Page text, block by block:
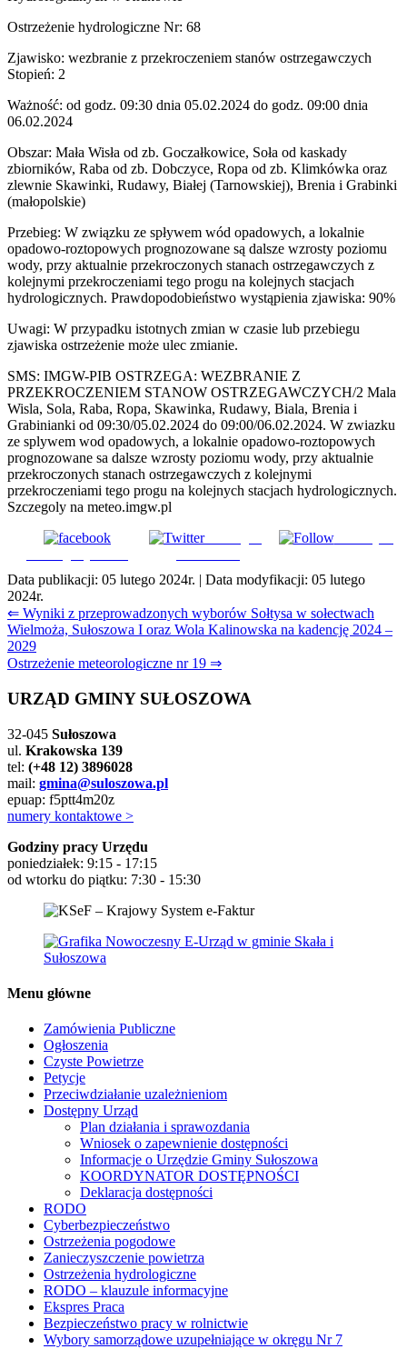
Ostrzeżenie hydrologiczne Nr: 68
Zjawisko: wezbranie z przekroczeniem stanów ostrzegawczych
Stopień: 2
Ważność: od godz. 09:30 dnia 05.02.2024 do godz. 09:00 dnia
06.02.2024
Obszar: Mała Wisła od zb. Goczałkowice, Soła od kaskady
zbiorników, Raba od zb. Dobczyce, Ropa od zb. Klimkówka oraz
zlewnie Skawinki, Rudawy, Białej (Tarnowskiej), Brenia i Grabinki
(małopolskie)
Przebieg: W związku ze spływem wód opadowych, a lokalnie
opadowo-roztopowych prognozowane są dalsze wzrosty poziomu
wody, przy aktualnie przekroczonych stanach ostrzegawczych z
kolejnymi przekroczeniami tego progu na kolejnych stacjach
hydrologicznych. Prawdopodobieństwo wystąpienia zjawiska: 90%
Uwagi: W przypadku istotnych zmian w czasie lub przebiegu
zjawiska ostrzeżenie może ulec zmianie.
SMS: IMGW-PIB OSTRZEGA: WEZBRANIE Z
PRZEKROCZENIEM STANOW OSTRZEGAWCZYCH/2 Mala
Wisla, Sola, Raba, Ropa, Skawinka, Rudawy, Biala, Brenia i
Grabinianki od 09:30/05.02.2024 do 09:00/06.02.2024. W zwiazku
ze splywem wod opadowych, a lokalnie opadowo-roztopowych
prognozowane sa dalsze wzrosty poziomu wody, przy aktualnie
przekroczonych stanach ostrzegawczych z kolejnymi
przekroczeniami tego progu na kolejnych stacjach hydrologicznych.
Szczegoly na meteo.imgw.pl
Udostępnij
Subskrybuj
Data publikacji: 05 lutego 2024r. | Data modyfikacji: 05 lutego
2024r.
Nawigacja
wpisu
⇐ Wyniki z przeprowadzonych wyborów Sołtysa w sołectwach
Wielmoża, Sułoszowa I oraz Wola Kalinowska na kadencję 2024 –
2029
Ostrzeżenie meteorologiczne nr 19 ⇒
URZĄD GMINY SUŁOSZOWA
32-045 Sułoszowa
ul. Krakowska 139
tel: (+48 12) 3896028
mail: gmina@suloszowa.pl
epuap: f5ptt4m20z
numery kontaktowe >
Godziny pracy Urzędu
poniedziałek: 9:15 - 17:15
od wtorku do piątku: 7:30 - 15:30
Menu główne
Zamówienia Publiczne
Ogłoszenia
Czyste Powietrze
Petycje
Przeciwdziałanie uzależnieniom
Dostępny Urząd
Plan działania i sprawozdania
Wniosek o zapewnienie dostępności
Informacje o Urzędzie Gminy Sułoszowa
KOORDYNATOR DOSTĘPNOŚCI
Deklaracja dostępności
RODO
Cyberbezpieczeństwo
Ostrzeżenia pogodowe
Zanieczyszczenie powietrza
Ostrzeżenia hydrologiczne
RODO – klauzule informacyjne
Ekspres Praca
Bezpieczeństwo pracy w rolnictwie
Wybory samorządowe uzupełniające w okręgu Nr 7